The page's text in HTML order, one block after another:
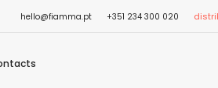
hello@fiamma.pt +351 234 300 020